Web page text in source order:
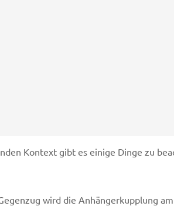
Kontext gibt es einige Dinge zu
wird die Anhängerkupplung